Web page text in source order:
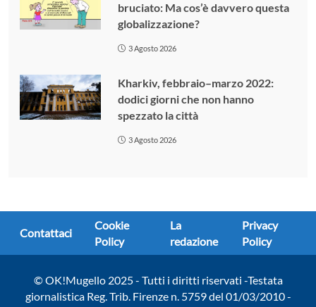
bruciato: Ma cos’è davvero questa
globalizzazione?
3 Agosto 2026
Kharkiv, febbraio–marzo 2022:
dodici giorni che non hanno
spezzato la città
3 Agosto 2026
Contattaci
Cookie
Policy
La
redazione
Privacy
Policy
© OK!Mugello 2025 - Tutti i diritti riservati -Testata
giornalistica Reg. Trib. Firenze n. 5759 del 01/03/2010 -